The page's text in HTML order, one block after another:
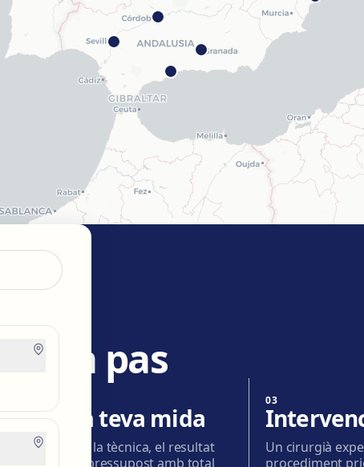
a pas
Pla a la teva mida
T'expliquem la tècnica, el resultat
esperat i el pressupost amb total
03
Un cirurgià
procediment